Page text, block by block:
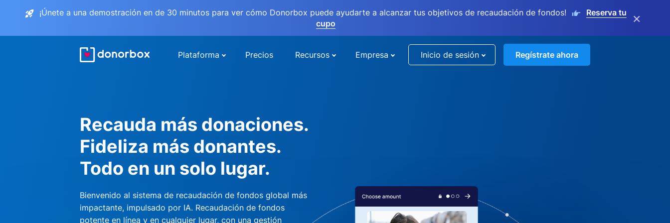
¡Únete a una demostración en de 30 minutos para ver cómo Donorbox puede ayudarte a alcanzar tus objetivos de recaudación de fondos!
Reserva tu
cupo
×
Plataforma Precios Recursos Empresa Inicio de sesión Regístrate ahora
Recauda más donaciones.
Fideliza más donantes.
Todo en un solo lugar.
Bienvenido al sistema de recaudación de fondos global más
impactante, impulsado por IA. Recaudación de fondos
potente en línea y en cualquier lugar, con una gestión